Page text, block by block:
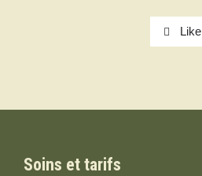
 Like
Soins et tarifs